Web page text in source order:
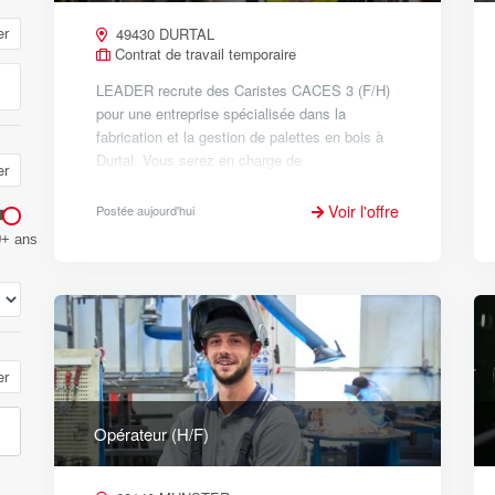
ans
49430 DURTAL
Contrat de travail temporaire
LEADER recrute des Caristes CACES 3 (F/H)
pour une entreprise spécialisée dans la
fabrication et la gestion de palettes en bois à
Durtal. Vous serez en charge de
fabrication des palettes, ainsi que du
Postée aujourd'hui Voir l'offre
Opérateur (H/F)